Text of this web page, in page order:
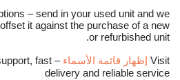
– send in your used unit and we
it against the purchase of a new
or refurbished unit.
Visit إظهار قائمة الأسماء
fast
delivery and reliable service